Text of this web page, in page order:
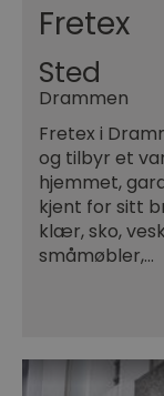
Fretex
Sted
Drammen
Fretex i
og tilbyr et
hjemmet,
kjent for sitt
klær, sko,
småmøbler,…